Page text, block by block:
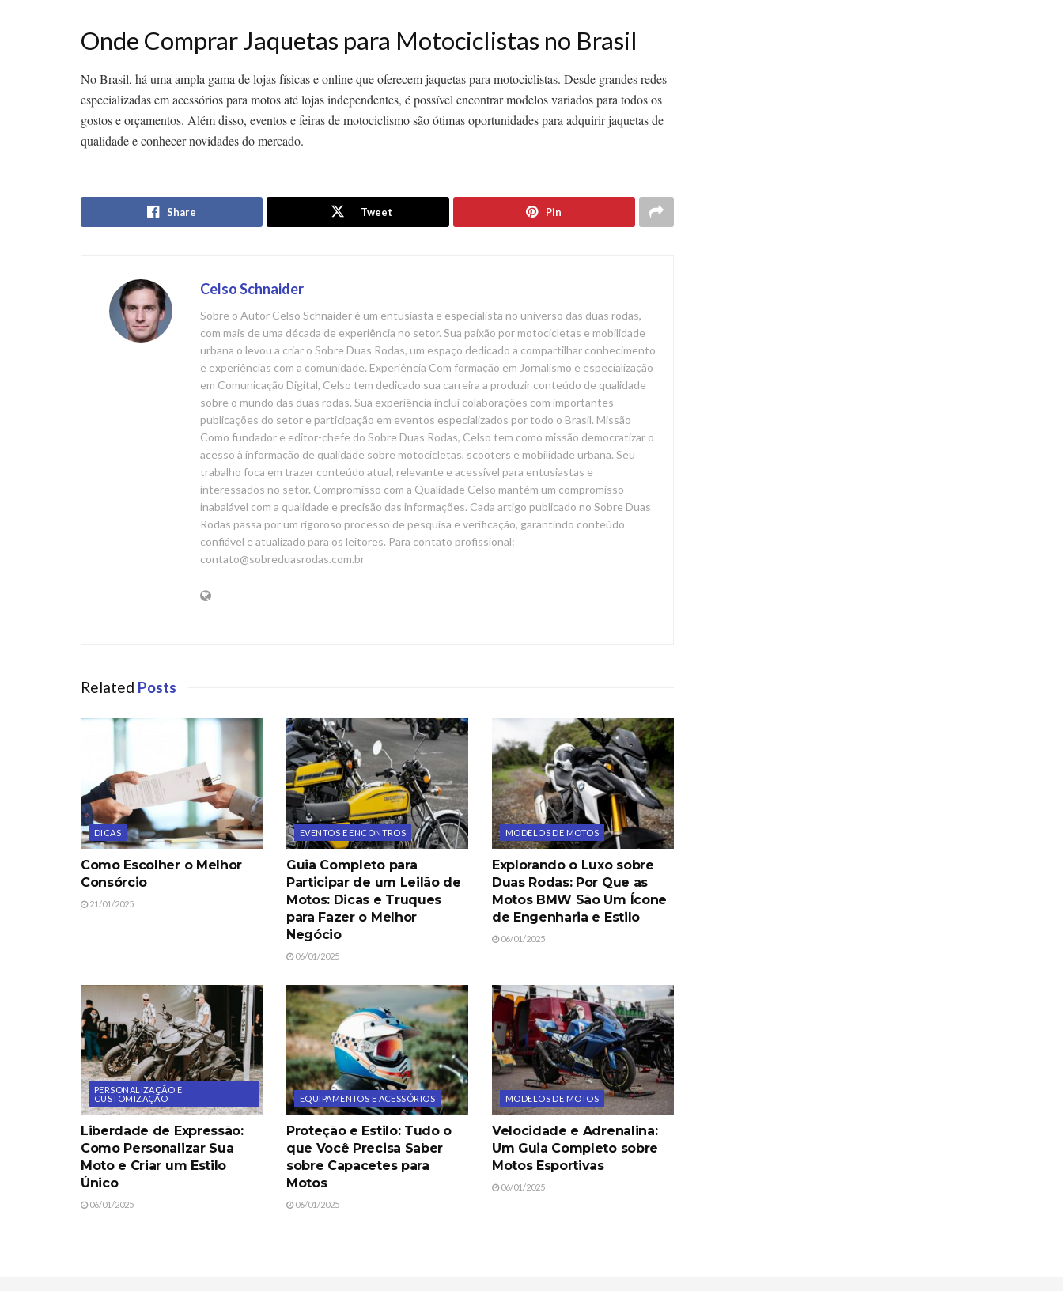
Onde Comprar Jaquetas para Motociclistas no Brasil
No Brasil, há uma ampla gama de lojas físicas e online que oferecem jaquetas para motociclistas. Desde grandes redes
especializadas em acessórios para motos até lojas independentes, é possível encontrar modelos variados para todos os
gostos e orçamentos. Além disso, eventos e feiras de motociclismo são ótimas oportunidades para adquirir jaquetas de
qualidade e conhecer novidades do mercado.
Share Tweet Pin
Celso Schnaider
Sobre o Autor Celso Schnaider é um entusiasta e especialista no universo das duas rodas,
com mais de uma década de experiência no setor. Sua paixão por motocicletas e mobilidade
urbana o levou a criar o Sobre Duas Rodas, um espaço dedicado a compartilhar conhecimento
e experiências com a comunidade. Experiência Com formação em Jornalismo e especialização
em Comunicação Digital, Celso tem dedicado sua carreira a produzir conteúdo de qualidade
sobre o mundo das duas rodas. Sua experiência inclui colaborações com importantes
publicações do setor e participação em eventos especializados por todo o Brasil. Missão
Como fundador e editor-chefe do Sobre Duas Rodas, Celso tem como missão democratizar o
acesso à informação de qualidade sobre motocicletas, scooters e mobilidade urbana. Seu
trabalho foca em trazer conteúdo atual, relevante e acessível para entusiastas e
interessados no setor. Compromisso com a Qualidade Celso mantém um compromisso
inabalável com a qualidade e precisão das informações. Cada artigo publicado no Sobre Duas
Rodas passa por um rigoroso processo de pesquisa e verificação, garantindo conteúdo
confiável e atualizado para os leitores. Para contato profissional:
contato@sobreduasrodas.com.br
Related Posts
DICAS
Como Escolher o Melhor
Consórcio
21/01/2025
EVENTOS E ENCONTROS
Guia Completo para
Participar de um Leilão de
Motos: Dicas e Truques
para Fazer o Melhor
Negócio
06/01/2025
MODELOS DE MOTOS
Explorando o Luxo sobre
Duas Rodas: Por Que as
Motos BMW São Um Ícone
de Engenharia e Estilo
06/01/2025
PERSONALIZAÇÃO E
CUSTOMIZAÇÃO
Liberdade de Expressão:
Como Personalizar Sua
Moto e Criar um Estilo
Único
06/01/2025
EQUIPAMENTOS E ACESSÓRIOS
Proteção e Estilo: Tudo o
que Você Precisa Saber
sobre Capacetes para
Motos
06/01/2025
MODELOS DE MOTOS
Velocidade e Adrenalina:
Um Guia Completo sobre
Motos Esportivas
06/01/2025